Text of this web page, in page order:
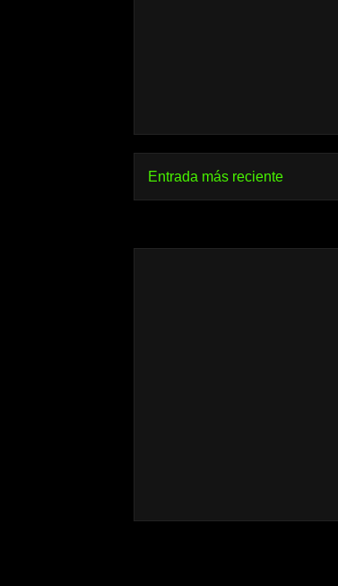
Entrada más reciente